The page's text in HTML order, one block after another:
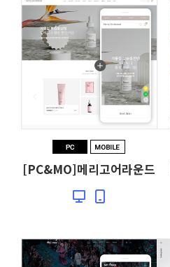
[PC&MO]메리고어라운드